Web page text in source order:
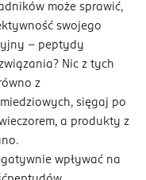
może sprawić,
swojego
– peptydy
Nic z tych
z
sięgaj po
a produkty z
wpływać na